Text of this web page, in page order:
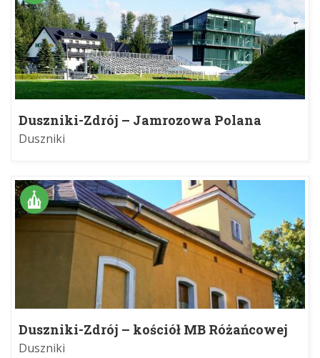
Duszniki-Zdrój – Jamrozowa Polana
Duszniki
Duszniki-Zdrój – kościół MB Różańcowej
Duszniki